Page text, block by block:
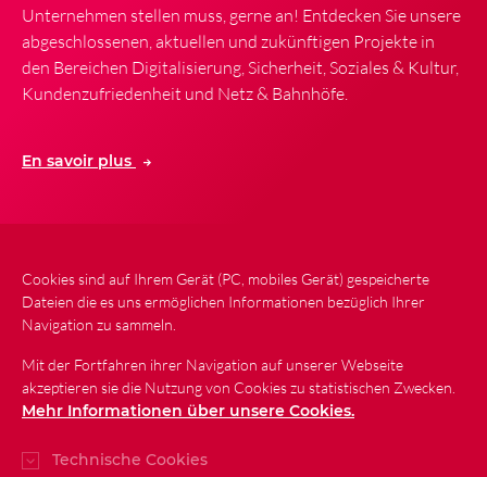
Unternehmen stellen muss, gerne an! Entdecken Sie unsere
abgeschlossenen, aktuellen und zukünftigen Projekte in
den Bereichen Digitalisierung, Sicherheit, Soziales & Kultur,
Kundenzufriedenheit und Netz & Bahnhöfe.
En savoir plus
Neuigkeiten Kontakt Seitenplan
Gesetzliche Bestimmungen
Schutz personenbezogener Daten
Barrierefreiheit
Cookies sind auf Ihrem Gerät (PC, mobiles Gerät) gespeicherte
Dateien die es uns ermöglichen Informationen bezüglich Ihrer
Navigation zu sammeln.
Mit der Fortfahren ihrer Navigation auf unserer Webseite
akzeptieren sie die Nutzung von Cookies zu statistischen Zwecken.
Mehr Informationen über unsere Cookies.
Technische Cookies